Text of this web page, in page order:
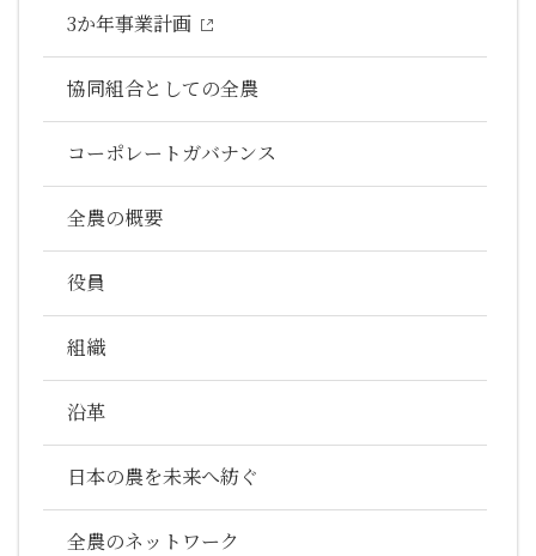
3か年事業計画
協同組合としての全農
コーポレートガバナンス
全農の概要
役員
組織
沿革
日本の農を未来へ紡ぐ
全農のネットワーク